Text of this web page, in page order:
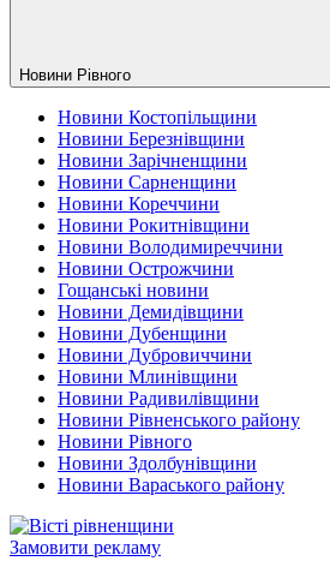
Новини Рiвного
Новини Костопільщини
Новини Березнівщини
Новини Зарічненщини
Новини Сарненщини
Новини Кореччини
Новини Рокитнівщини
Новини Володимиреччини
Новини Острожчини
Гощанські новини
Новини Демидівщини
Новини Дубенщини
Новини Дубровиччини
Новини Млинівщини
Новини Радивилівщини
Новини Рівненського району
Новини Рівного
Новини Здолбунівщини
Новини Вараського району
Замовити рекламу